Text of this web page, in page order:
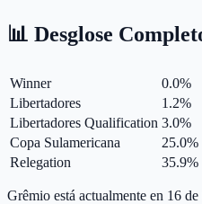
📊 Desglose
Winner 0.0%
Libertadores
1.2%
Libertadores Qualification 3.0%
Copa Sulamericana
25.0%
Relegation
35.9%
Grêmio está actualmente en 16